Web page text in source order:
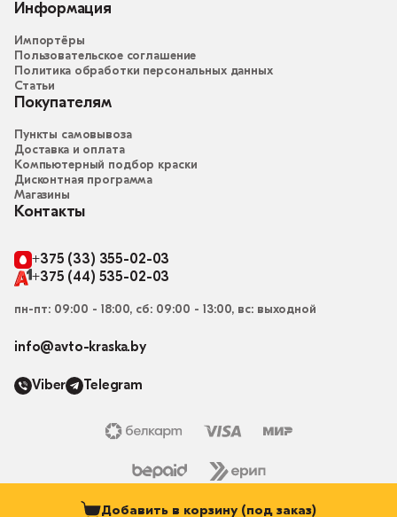
Добавить в корзину (под заказ)
Информация
Импортёры
Пользовательское соглашение
Политика обработки персональных данных
Статьи
Покупателям
Пункты самовывоза
Доставка и оплата
Компьютерный подбор краски
Дисконтная программа
Магазины
Контакты
+375 (33) 355-02-03
+375 (44) 535-02-03
пн-пт: 09:00 - 18:00, сб: 09:00 - 13:00, вс: выходной
info@avto-kraska.by
Viber Telegram